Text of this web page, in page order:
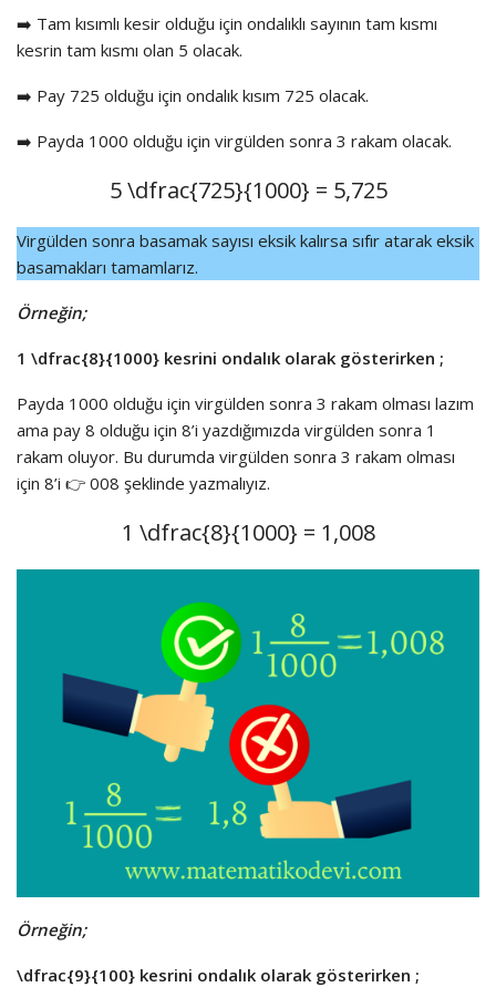
➡️ Tam kısımlı kesir olduğu için ondalıklı sayının tam kısmı
kesrin tam kısmı olan 5 olacak.
➡️ Pay 725 olduğu için ondalık kısım 725 olacak.
➡️ Payda 1000 olduğu için virgülden sonra 3 rakam olacak.
5\dfrac{725}{1000} = 5,725
Virgülden sonra basamak sayısı eksik kalırsa sıfır atarak eksik
basamakları tamamlarız.
Örneğin;
1 \dfrac{8}{1000} kesrini ondalık olarak gösterirken ;
Payda 1000 olduğu için virgülden sonra 3 rakam olması lazım
ama pay 8 olduğu için 8’i yazdığımızda virgülden sonra 1
rakam oluyor. Bu durumda virgülden sonra 3 rakam olması
için 8’i 👉 008 şeklinde yazmalıyız.
1 \dfrac{8}{1000} = 1,008
Örneğin;
\dfrac{9}{100} kesrini ondalık olarak gösterirken ;